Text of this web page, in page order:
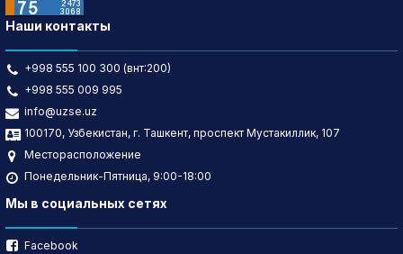
Наши контакты
+998 555 100 300 (внт:200)
+998 555 009 995
info@uzse.uz
100170, Узбекистан, г. Ташкент, проспект Мустакиллик, 107
Месторасположение
Понедельник-Пятница, 9:00-18:00
Мы в социальных сетях
Facebook